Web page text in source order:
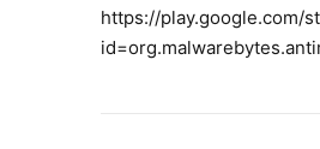
https://play.google.com/